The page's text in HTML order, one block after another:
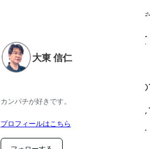
大東 信仁
カンパチが好きです。
プロフィールはこちら
デザインを考えるのでなく、
に説明されています。これと
文章で語られています。
デザインとは自分自身そのも
と決めることは難しいと指摘
とはおもいます。キレイなサ